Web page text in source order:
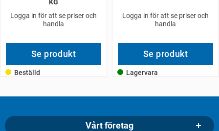
KG
Logga in för att se priser och
handla
Se produkt
Beställd
Logga in för att se priser och
handla
Se produkt
Lagervara
Vårt företag